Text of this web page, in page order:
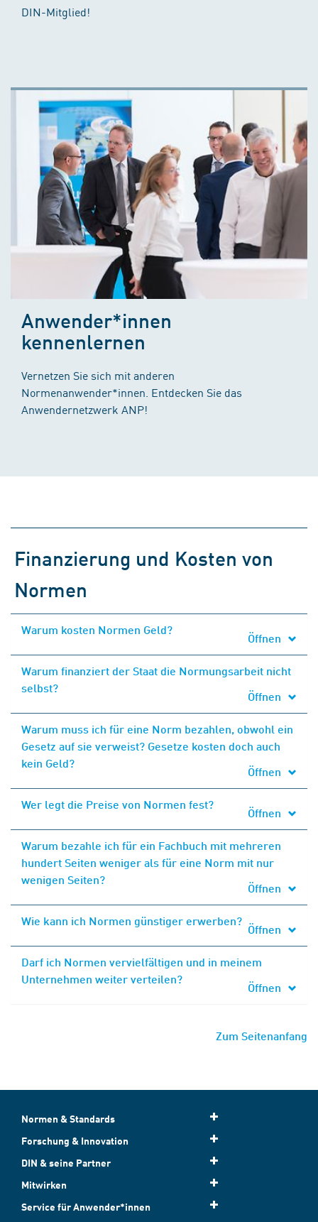
DIN-Mitglied!
Anwender*innen
kennenlernen
Vernetzen Sie sich mit anderen
Normenanwender*innen. Entdecken Sie das
Anwendernetzwerk ANP!
Finanzierung und Kosten von
Normen
Warum kosten Normen Geld?
Öffnen
Warum finanziert der Staat die Normungsarbeit nicht
selbst?
Öffnen
Warum muss ich für eine Norm bezahlen, obwohl ein
Gesetz auf sie verweist? Gesetze kosten doch auch
kein Geld?
Öffnen
Wer legt die Preise von Normen fest?
Öffnen
Warum bezahle ich für ein Fachbuch mit mehreren
hundert Seiten weniger als für eine Norm mit nur
wenigen Seiten?
Öffnen
Wie kann ich Normen günstiger erwerben?
Öffnen
Darf ich Normen vervielfältigen und in meinem
Unternehmen weiter verteilen?
Öffnen
Zum Seitenanfang
Normen & Standards
Forschung & Innovation
DIN & seine Partner
Mitwirken
Service für Anwender*innen